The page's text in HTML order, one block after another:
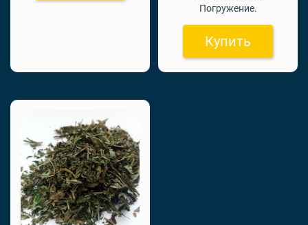
Погружение.
Купить